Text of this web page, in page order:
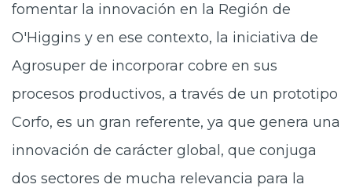
fomentar la innovación en la Región de
O'Higgins y en ese contexto, la iniciativa de
Agrosuper de incorporar cobre en sus
procesos productivos, a través de un prototipo
Corfo, es un gran referente, ya que genera una
innovación de carácter global, que conjuga
dos sectores de mucha relevancia para la